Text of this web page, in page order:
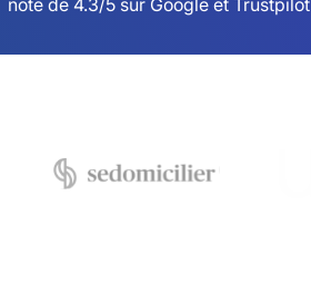
note de 4.3/5 sur Google et Trustpilot